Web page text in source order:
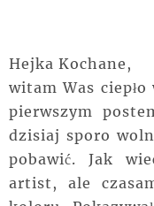
Hejka Kochane,
witam Was
pierwszym
dzisiaj sporo
pobawić. Jak
artist, ale